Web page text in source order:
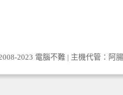
2023 電腦不難 | 主機代管： 阿